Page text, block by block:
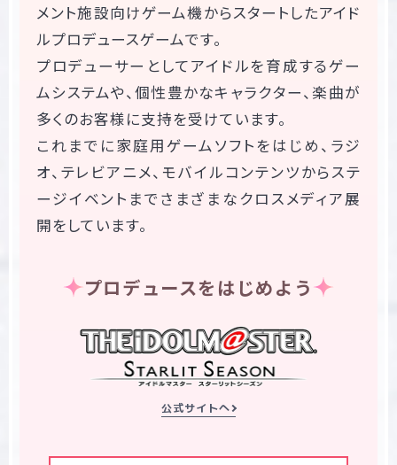
メント施設向けゲーム機からスタートしたアイド
ルプロデュースゲームです。
プロデューサーとしてアイドルを育成するゲー
ムシステムや、個性豊かなキャラクター、楽曲が
多くのお客様に支持を受けています。
これまでに家庭用ゲームソフトをはじめ、ラジ
オ、テレビアニメ、モバイルコンテンツからステ
ージイベントまでさまざまなクロスメディア展
開をしています。
プロデュースをはじめよう
公式サイトへ